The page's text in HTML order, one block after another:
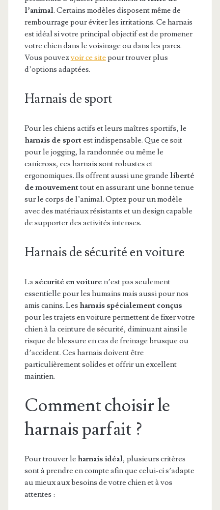
l’animal. Certains modèles disposent même de
rembourrage pour éviter les irritations. Ce harnais
est idéal si votre principal objectif est de promener
votre chien dans le voisinage ou dans les parcs.
Vous pouvezvoir ce site pour trouver plus
d’options adaptées.
Harnais de sport
Pour les chiens actifs et leurs maîtres sportifs, le
harnais de sportest indispensable. Que ce soit
pour le jogging, la randonnée ou même le
canicross, ces harnais sont robustes et
ergonomiques. Ils offrent aussi une grande liberté
de mouvementtout en assurant une bonne tenue
sur le corps de l’animal. Optez pour un modèle
avec des matériaux résistants et un design capable
de supporter des activités intenses.
Harnais de sécurité en voiture
La sécurité en voiture n’est pas seulement
essentielle pour les humains mais aussi pour nos
amis canins. Les harnais spécialement conçus
pour les trajets en voiture permettent de fixer votre
chien à la ceinture de sécurité, diminuant ainsi le
risque de blessure en cas de freinage brusque ou
d’accident. Ces harnais doivent être
particulièrement solides et offrir un excellent
maintien.
Comment choisir le
harnais parfait ?
Pour trouver le harnais idéal, plusieurs critères
sont à prendre en compte afin que celui-ci s’adapte
au mieux aux besoins de votre chien et à vos
attentes :